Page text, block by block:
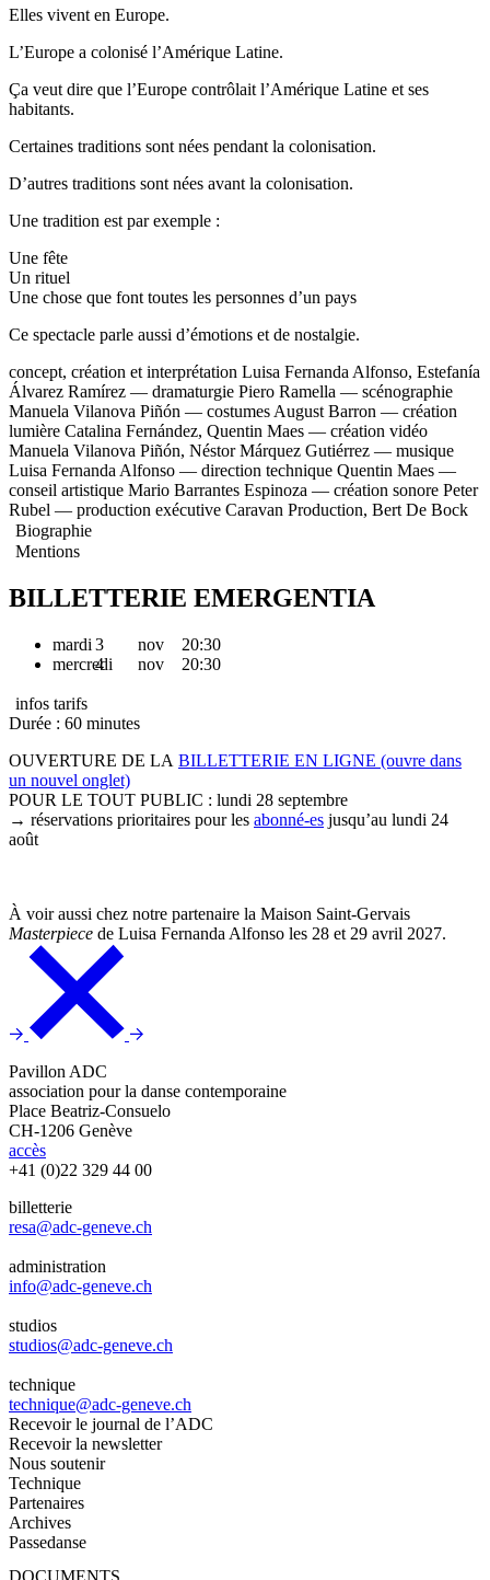
Elles vivent en Europe.
L’Europe a colonisé l’Amérique Latine.
Ça veut dire que l’Europe contrôlait l’Amérique Latine et ses
habitants.
Certaines traditions sont nées pendant la colonisation.
D’autres traditions sont nées avant la colonisation.
Une tradition est par exemple :
Une fête
Un rituel
Une chose que font toutes les personnes d’un pays
Ce spectacle parle aussi d’émotions et de nostalgie.
concept, création et interprétation Luisa Fernanda Alfonso, Estefanía
Álvarez Ramírez — dramaturgie Piero Ramella — scénographie
Manuela Vilanova Piñón — costumes August Barron — création
lumière Catalina Fernández, Quentin Maes — création vidéo
Manuela Vilanova Piñón, Néstor Márquez Gutiérrez — musique
Luisa Fernanda Alfonso — direction technique Quentin Maes —
conseil artistique Mario Barrantes Espinoza — création sonore Peter
Rubel — production exécutive Caravan Production, Bert De Bock
Biographie
Mentions
BILLETTERIE EMERGENTIA
mardi 3 nov
20:30
mercredi
4 nov 20:30
infos tarifs
Durée : 60 minutes
OUVERTURE DE LA BILLETTERIE EN LIGNE (ouvre dans
un nouvel onglet)
POUR LE TOUT PUBLIC : lundi 28 septembre
→ réservations prioritaires pour les abonné-es jusqu’au lundi 24
août
À voir aussi chez notre partenaire la Maison Saint-Gervais
Masterpiece de Luisa Fernanda Alfonso les 28 et 29 avril 2027.
Pavillon ADC
association pour la danse contemporaine
Place Beatriz-Consuelo
CH-1206 Genève
accès
+41 (0)22 329 44 00
billetterie
resa@adc-geneve.ch
administration
info@adc-geneve.ch
studios
studios@adc-geneve.ch
technique
technique@adc-geneve.ch
Recevoir le journal de l’ADC
Recevoir la newsletter
Nous soutenir
Technique
Partenaires
Archives
Passedanse
DOCUMENTS